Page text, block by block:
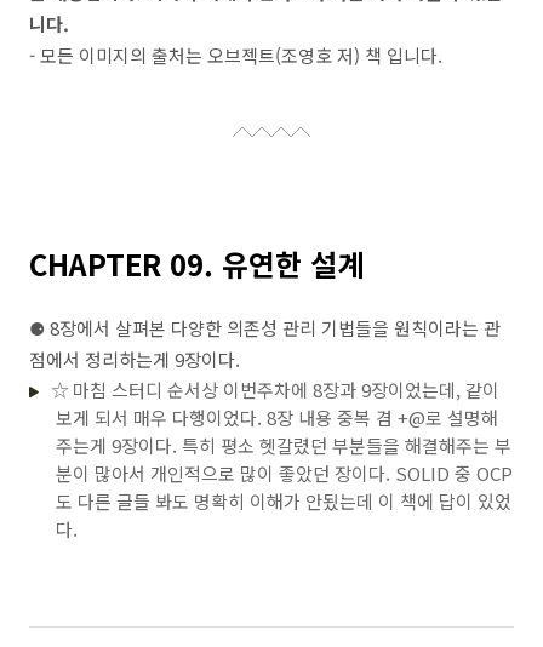
니다.
- 모든 이미지의 출처는 오브젝트(조영호 저) 책 입니다.
CHAPTER 09. 유연한 설계
⚈ 8장에서 살펴본 다양한 의존성 관리 기법들을 원칙이라는 관
점에서 정리하는게 9장이다.
☆ 마침 스터디 순서상 이번주차에 8장과 9장이었는데, 같이
보게 되서 매우 다행이었다. 8장 내용 중복 겸 +@로 설명해
주는게 9장이다. 특히 평소 헷갈렸던 부분들을 해결해주는 부
분이 많아서 개인적으로 많이 좋았던 장이다. SOLID 중 OCP
도 다른 글들 봐도 명확히 이해가 안됬는데 이 책에 답이 있었
다.